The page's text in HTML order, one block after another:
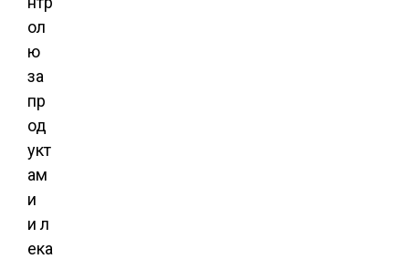
ол
ю
за
пр
од
укт
ам
и
и л
ека